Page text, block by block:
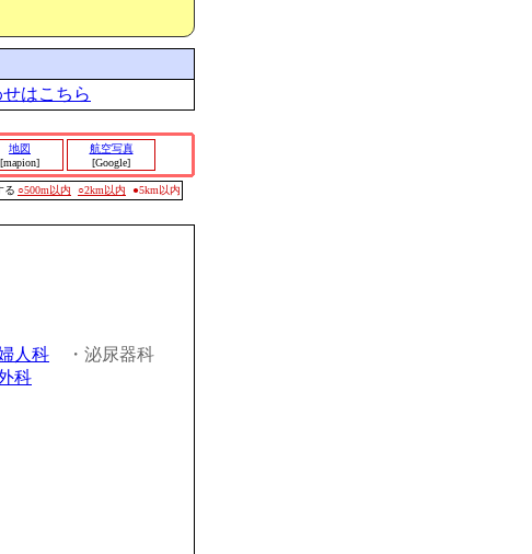
はこちら
地図
[mapion]
航空写真
[Google]
る ○500m以内 ○2km以内 ●5km以内
人科
・泌尿器科
科